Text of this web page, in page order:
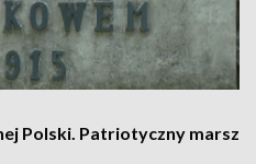
Polski. Patriotyczny marsz